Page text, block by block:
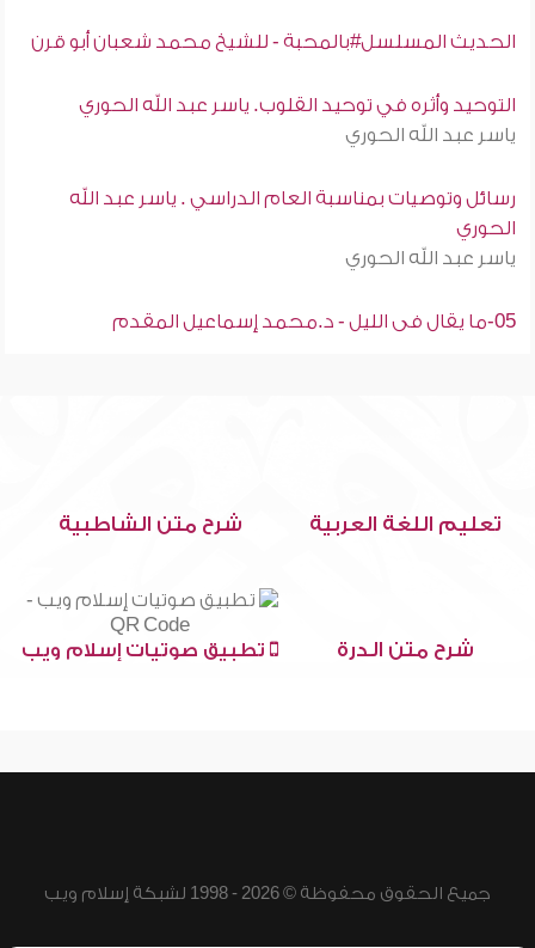
الحديث المسلسل#بالمحبة - للشيخ محمد شعبان أبو قرن
التوحيد وأثره في توحيد القلوب. ياسر عبد الله الحوري
ياسر عبد الله الحوري
رسائل وتوصيات بمناسبة العام الدراسي . ياسر عبد الله
الحوري
ياسر عبد الله الحوري
05-ما يقال فى الليل - د.محمد إسماعيل المقدم
تعليم اللغة العربية شرح متن الشاطبية
شرح متن الدرة تطبيق صوتيات إسلام ويب
جميع الحقوق محفوظة © 2026 - 1998 لشبكة إسلام ويب